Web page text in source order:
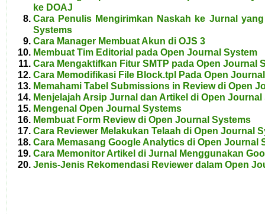
ke DOAJ
Cara Penulis Mengirimkan Naskah ke Jurnal
Systems
Cara Manager Membuat Akun di OJS 3
Membuat Tim Editorial pada Open Journal System
Cara Mengaktifkan Fitur SMTP pada Open Journal
Cara Memodifikasi File Block.tpl Pada Open
Memahami Tabel Submissions in Review di Open
Menjelajah Arsip Jurnal dan Artikel di Open Journal
Mengenal Open Journal Systems
Membuat Form Review di Open Journal Systems
Cara Reviewer Melakukan Telaah di Open Journal
Cara Memasang Google Analytics di Open Journal
Cara Memonitor Artikel di Jurnal Menggunakan
Jenis-Jenis Rekomendasi Reviewer dalam Open